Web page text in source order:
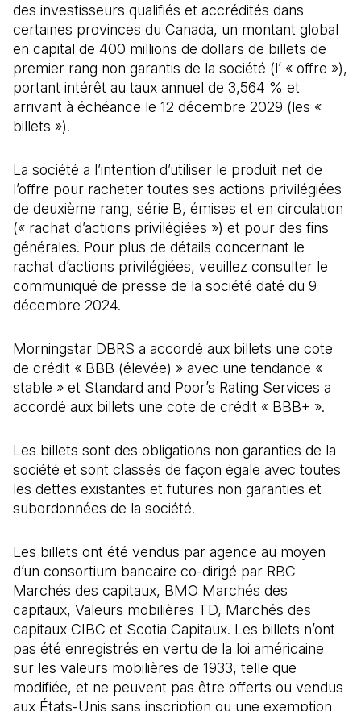
des investisseurs qualifiés et accrédités dans
certaines provinces du Canada, un montant global
en capital de 400 millions de dollars de billets de
premier rang non garantis de la société (l’ « offre »),
portant intérêt au taux annuel de 3,564 % et
arrivant à échéance le 12 décembre 2029 (les «
billets »).
La société a l’intention d’utiliser le produit net de
l’offre pour racheter toutes ses actions privilégiées
de deuxième rang, série B, émises et en circulation
(« rachat d’actions privilégiées ») et pour des fins
générales. Pour plus de détails concernant le
rachat d’actions privilégiées, veuillez consulter le
communiqué de presse de la société daté du 9
décembre 2024.
Morningstar DBRS a accordé aux billets une cote
de crédit « BBB (élevée) » avec une tendance «
stable » et Standard and Poor’s Rating Services a
accordé aux billets une cote de crédit « BBB+ ».
Les billets sont des obligations non garanties de la
société et sont classés de façon égale avec toutes
les dettes existantes et futures non garanties et
subordonnées de la société.
Les billets ont été vendus par agence au moyen
d’un consortium bancaire co-dirigé par RBC
Marchés des capitaux, BMO Marchés des
capitaux, Valeurs mobilières TD, Marchés des
capitaux CIBC et Scotia Capitaux. Les billets n’ont
pas été enregistrés en vertu de la loi américaine
sur les valeurs mobilières de 1933, telle que
modifiée, et ne peuvent pas être offerts ou vendus
aux États-Unis sans inscription ou une exemption